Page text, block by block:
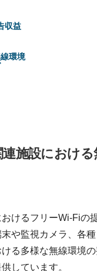
収益
環境
施設におけ
けるフリーWi-Fiの
や監視カメラ、各
る多様な無線環境
しています。